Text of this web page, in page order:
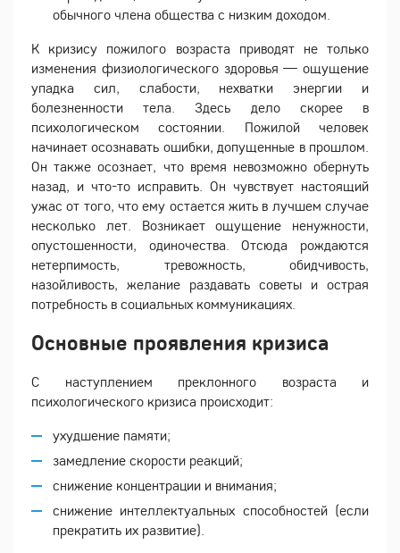
обычного члена общества с низким доходом.
К кризису пожилого возраста приводят не только
изменения физиологического здоровья — ощущение
упадка сил, слабости, нехватки энергии и
болезненности тела. Здесь дело скорее в
психологическом состоянии. Пожилой человек
начинает осознавать ошибки, допущенные в прошлом.
Он также осознает, что время невозможно обернуть
назад, и что-то исправить. Он чувствует настоящий
ужас от того, что ему остается жить в лучшем случае
несколько лет. Возникает ощущение ненужности,
опустошенности, одиночества. Отсюда рождаются
нетерпимость, тревожность, обидчивость,
назойливость, желание раздавать советы и острая
потребность в социальных коммуникациях.
Основные проявления кризиса
С наступлением преклонного возраста и
психологического кризиса происходит:
ухудшение памяти;
замедление скорости реакций;
снижение концентрации и внимания;
снижение интеллектуальных способностей (если
прекратить их развитие).